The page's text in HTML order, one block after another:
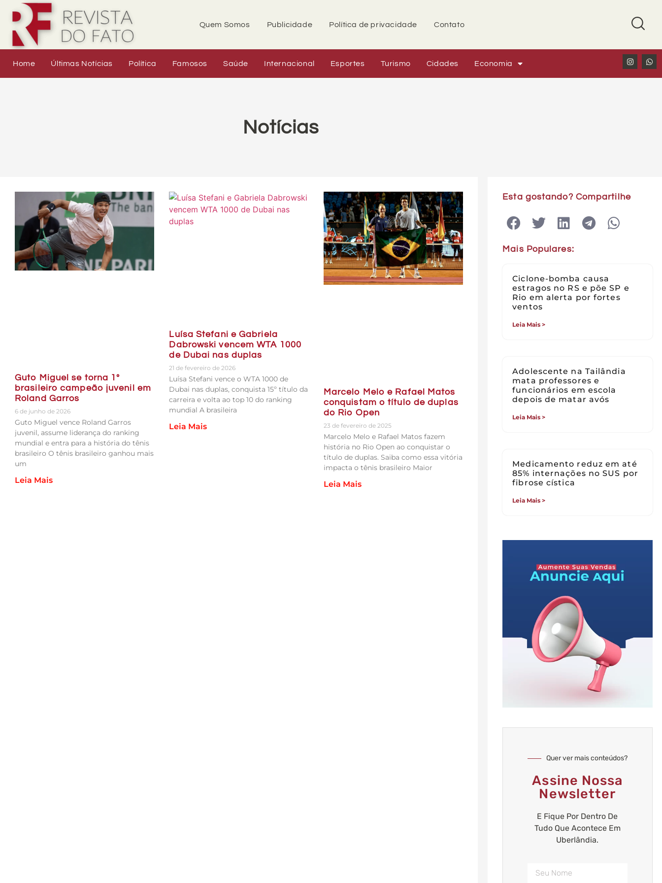
Quem Somos Publicidade Política de privacidade Contato
Home Últimas Notícias Política Famosos Saúde Internacional Esportes Turismo Cidades Economia
Notícias
Guto Miguel se torna 1º
brasileiro campeão juvenil em
Roland Garros
6 de junho de 2026
Guto Miguel vence Roland Garros
juvenil, assume liderança do ranking
mundial e entra para a história do tênis
brasileiro O tênis brasileiro ganhou mais
um
Leia Mais
Luísa Stefani e Gabriela
Dabrowski vencem WTA 1000
de Dubai nas duplas
21 de fevereiro de 2026
Luísa Stefani vence o WTA 1000 de
Dubai nas duplas, conquista 15º título da
carreira e volta ao top 10 do ranking
mundial A brasileira
Leia Mais
Marcelo Melo e Rafael Matos
conquistam o título de duplas
do Rio Open
23 de fevereiro de 2025
Marcelo Melo e Rafael Matos fazem
história no Rio Open ao conquistar o
título de duplas. Saiba como essa vitória
impacta o tênis brasileiro Maior
Leia Mais
Esta gostando? Compartilhe
Mais Populares:
Ciclone-bomba causa
estragos no RS e põe SP e
Rio em alerta por fortes
ventos
Leia Mais >
Adolescente na Tailândia
mata professores e
funcionários em escola
depois de matar avós
Leia Mais >
Medicamento reduz em até
85% internações no SUS por
fibrose cística
Leia Mais >
Quer ver mais conteúdos?
Assine Nossa
Newsletter
E Fique Por Dentro De
Tudo Que Acontece Em
Uberlândia.